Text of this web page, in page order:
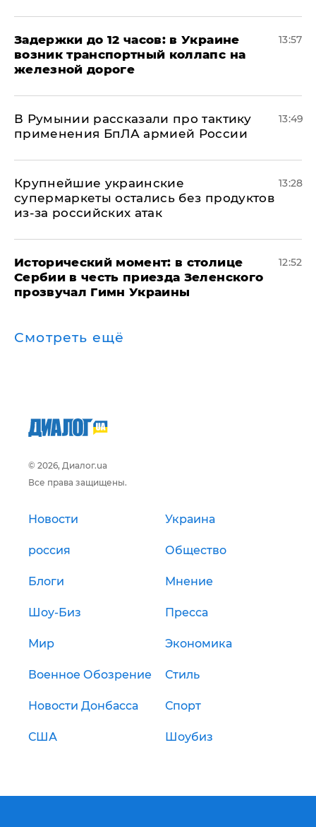
Задержки до 12 часов: в Украине
возник транспортный коллапс на
железной дороге
13:57
В Румынии рассказали про тактику
применения БпЛА армией России
13:49
Крупнейшие украинские
супермаркеты остались без продуктов
из-за российских атак
13:28
Исторический момент: в столице
Сербии в честь приезда Зеленского
прозвучал Гимн Украины
12:52
Смотреть ещё
© 2026, Диалог.ua
Все права защищены.
Новости Украина
россия Общество
Блоги Мнение
Шоу-Биз Пресса
Мир Экономика
Военное Обозрение Стиль
Новости Донбасса Спорт
США Шоубиз